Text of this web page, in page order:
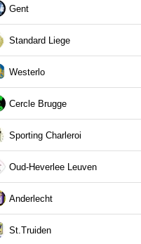
Gent
Standard Liege
Westerlo
Cercle Brugge
Sporting Charleroi
Oud-Heverlee Leuven
Anderlecht
St.Truiden